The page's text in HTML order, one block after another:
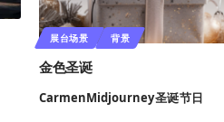
展台场景 背景
金色圣诞
CarmenMidjourney圣诞节日